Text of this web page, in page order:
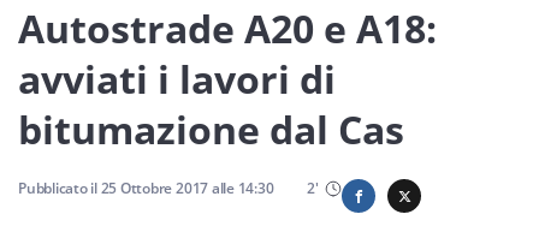
Società
Economia
Sport
Sicilia
Autostrade A20 e A18:
avviati i lavori di
bitumazione dal Cas
Pubblicato il25 Ottobre 2017alle 14:30 2'